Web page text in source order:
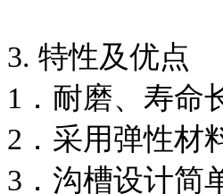
3. 特性及优点
1．耐磨、寿命
2．采用弹性材
3．沟槽设计简